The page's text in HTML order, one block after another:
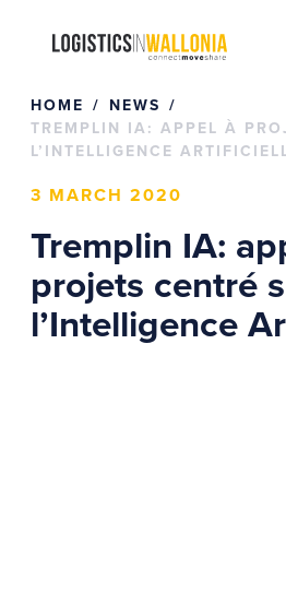
HOME
NEWS
TREMPLIN IA: APPEL À
L’INTELLIGENCE
3 MARCH 2020
Tremplin IA:
projets centré
l’Intelligence